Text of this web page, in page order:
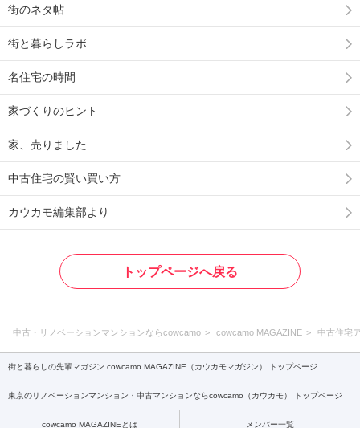
街のネタ帖
街と暮らしラボ
名住宅の時間
家づくりのヒント
家、売りました
中古住宅の賢い買い方
カウカモ編集部より
トップページへ戻る
中古・リノベーションマンションならcowcamo cowcamo MAGAZINE 中古住宅
街と暮らしの先輩マガジン cowcamo MAGAZINE（カウカモマガジン） トップページ
東京のリノベーションマンション・中古マンションならcowcamo（カウカモ） トップページ
cowcamo MAGAZINEとは メンバー一覧